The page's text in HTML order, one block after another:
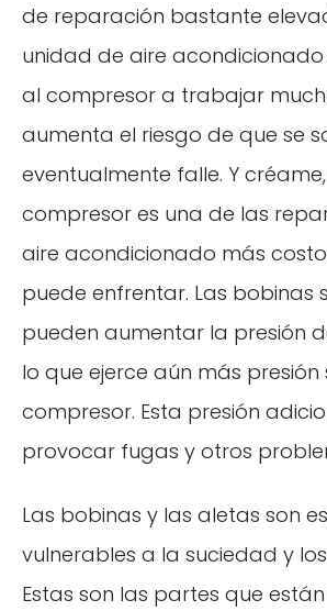
de reparación bastante
unidad de aire
al compresor a trabajar
aumenta el riesgo de que se
eventualmente falle. Y
compresor es una de las
aire acondicionado más
puede enfrentar. Las bobinas
pueden aumentar la presión
lo que ejerce aún más presión
compresor. Esta presión
provocar fugas y otros
Las bobinas y las aletas son
vulnerables a la suciedad y
Estas son las partes que